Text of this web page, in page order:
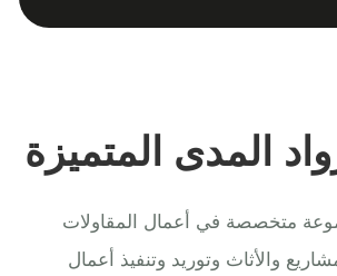
المدى المتميزة
متخصصة في أعمال المقاولات
والأثاث وتوريد وتنفيذ أعمال